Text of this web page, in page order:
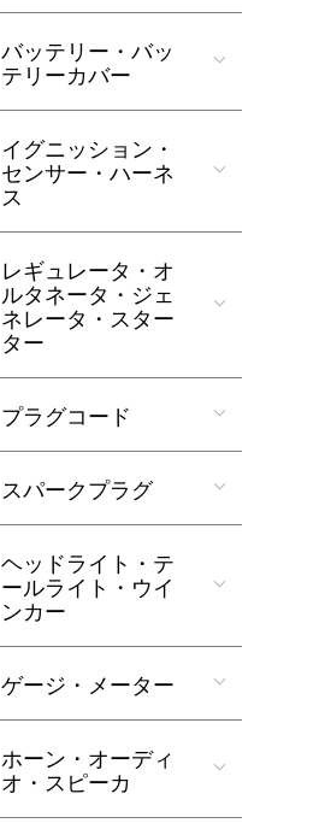
バッテリー・バッ
テリーカバー
イグニッション・
センサー・ハーネ
ス
レギュレータ・オ
ルタネータ・ジェ
ネレータ・スター
ター
プラグコード
スパークプラグ
ヘッドライト・テ
ールライト・ウイ
ンカー
ゲージ・メーター
ホーン・オーディ
オ・スピーカ